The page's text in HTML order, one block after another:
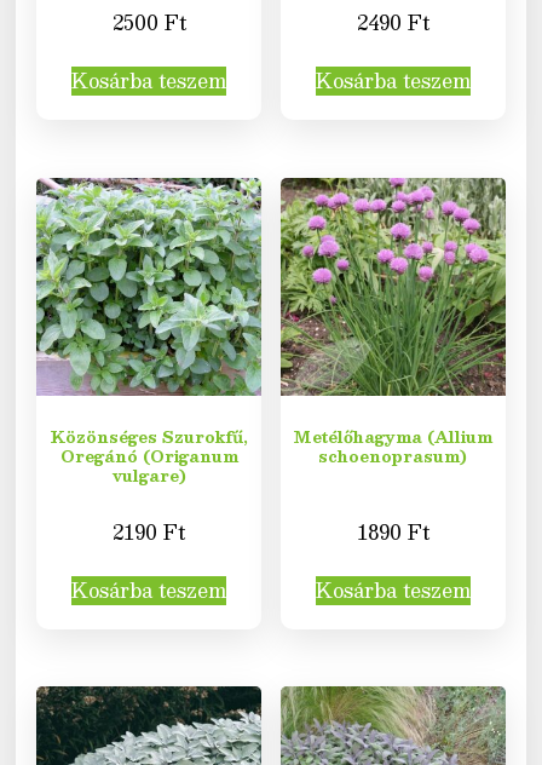
2500 Ft
Kosárba teszem
2490 Ft
Kosárba teszem
Közönséges Szurokfű,
Oregánó (Origanum
vulgare)
2190Ft
Kosárba teszem
Metélőhagyma (Allium
schoenoprasum)
1890 Ft
Kosárba teszem